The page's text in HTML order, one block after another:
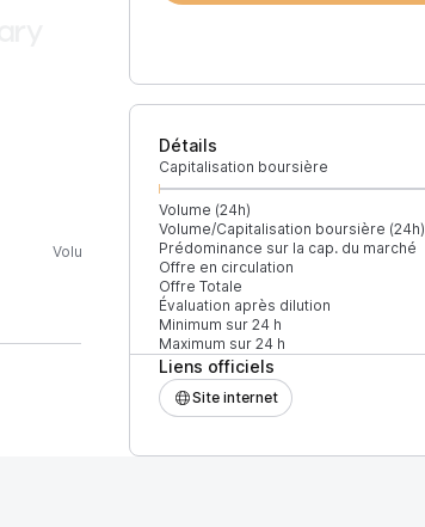
Détails
Capitalisation boursière
Volume (24h)
Volume/Capitalisation boursière (24h)
Prédominance sur la cap. du marché
Offre en circulation
Offre Totale
Évaluation après dilution
Minimum sur 24 h
Maximum sur 24 h
Liens officiels
Site internet
Volume (24h) % du volume Confiance
100 %